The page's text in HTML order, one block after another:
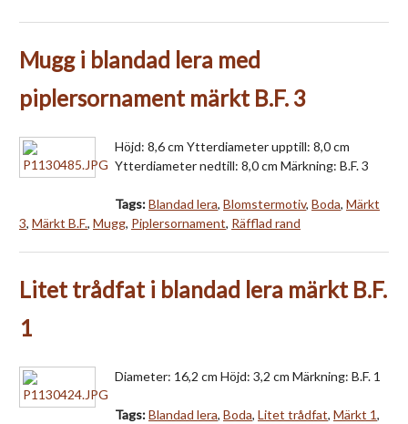
Mugg i blandad lera med
piplersornament märkt B.F. 3
Höjd: 8,6 cm Ytterdiameter upptill: 8,0 cm
Ytterdiameter nedtill: 8,0 cm Märkning: B.F. 3
Tags:Blandad lera, Blomstermotiv, Boda, Märkt
3, Märkt B.F., Mugg, Piplersornament, Räfflad rand
Litet trådfat i blandad lera märkt B.F.
1
Diameter: 16,2 cm Höjd: 3,2 cm Märkning: B.F. 1
Tags:Blandad lera, Boda, Litet trådfat, Märkt 1,